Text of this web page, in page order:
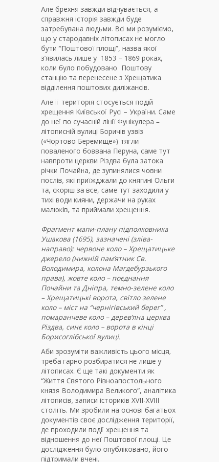
Але брехня завжди відчувається, а
справжня історія завжди буде
затребувана людьми. Всі ми розуміємо,
що у стародавніх літописах не могло
бути “Поштової площі”, назва якої
з’явилась лише у 1853 – 1869 роках,
коли було побудовано Поштову
станцію та перенесене з Хрещатика
відділення поштових диліжансів.
Але її територія стосується подій
хрещення Київської Русі – України. Саме
до неї по сучасній лінії Фунікулера –
літописній вулиці Боричів узвіз
(«Чортово Беремище») тягли
поваленого боввана Перуна, саме тут
навпроти церкви Різдва була затока
річки Почайна, де зупинялися човни
послів, які приїжджали до княгині Ольги
та, скоріш за все, саме тут заходили у
тихі води кияни, держачи на руках
малюків, та приймали хрещення.
Фрагмент мапи-плану підполковника
Ушакова (1695), зазначені (зліва-
направо): червоне коло – Хрещатицьке
джерело (нижній пам’ятник Св.
Володимира, колона Магдебурзького
права), жовте коло – поєднання
Почайни та Дніпра, темно-зелене коло
– Хрещатицькі ворота, світло зелене
коло – міст на “чернігівський берег” ,
помаранчеве коло – дерев’яна церква
Різдва, синє коло – ворота в кінці
Борисоглібської вулиці.
Аби зрозуміти важливість цього місця,
треба гарно розбиратися не лише у
літописах. Є ще такі документи як
“Життя Святого Рівноапостольного
князя Володимира Великого”, аналітика
літописів, записи істориків XVII-XVIII
століть. Ми зробили на основі багатьох
документів своє дослідження території,
де проходили події хрещення та
відношення до неї Поштової площі. Це
дослідження було опубліковано, його
підтримали вчені.